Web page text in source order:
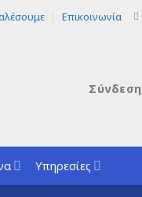
Επικοινωνία
Σύνδεση
Υπηρεσίες